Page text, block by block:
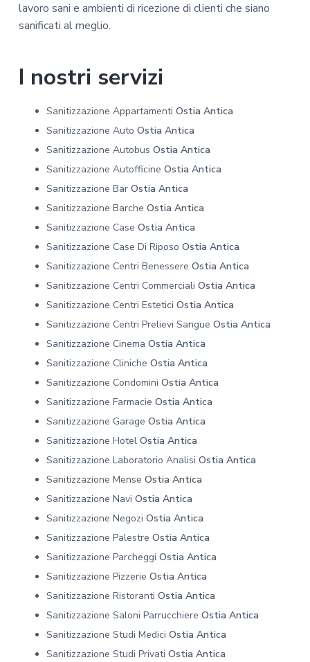
lavoro sani e ambienti di ricezione di clienti che siano
sanificati al meglio.
I nostri servizi
Sanitizzazione Appartamenti Ostia Antica
Sanitizzazione Auto Ostia Antica
Sanitizzazione Autobus Ostia Antica
Sanitizzazione Autofficine Ostia Antica
Sanitizzazione Bar Ostia Antica
Sanitizzazione Barche Ostia Antica
Sanitizzazione Case Ostia Antica
Sanitizzazione Case Di Riposo Ostia Antica
Sanitizzazione Centri Benessere Ostia Antica
Sanitizzazione Centri Commerciali Ostia Antica
Sanitizzazione Centri Estetici Ostia Antica
Sanitizzazione Centri Prelievi Sangue Ostia Antica
Sanitizzazione Cinema Ostia Antica
Sanitizzazione Cliniche Ostia Antica
Sanitizzazione Condomini Ostia Antica
Sanitizzazione Farmacie Ostia Antica
Sanitizzazione Garage Ostia Antica
Sanitizzazione Hotel Ostia Antica
Sanitizzazione Laboratorio Analisi Ostia Antica
Sanitizzazione Mense Ostia Antica
Sanitizzazione Navi Ostia Antica
Sanitizzazione Negozi Ostia Antica
Sanitizzazione Palestre Ostia Antica
Sanitizzazione Parcheggi Ostia Antica
Sanitizzazione Pizzerie Ostia Antica
Sanitizzazione Ristoranti Ostia Antica
Sanitizzazione Saloni Parrucchiere Ostia Antica
Sanitizzazione Studi Medici Ostia Antica
Sanitizzazione Studi Privati Ostia Antica